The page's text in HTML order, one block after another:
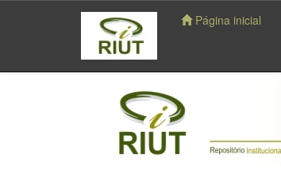
navigation
Página inicial